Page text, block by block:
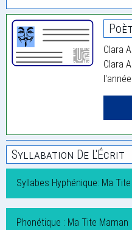
Clara
Clara
Syllabation De L'Écrit
Syllabes Hyphénique: Ma
Phonétique : Ma Tite Maman